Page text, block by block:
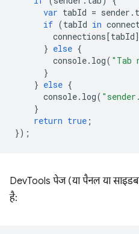
var tabId = sender .
if (tabId in
connections [tabId
} else {
console. log( "Tab
}
} else {
console. log(
}
return true ;
});
DevTools पेज (या पैनल या
है: